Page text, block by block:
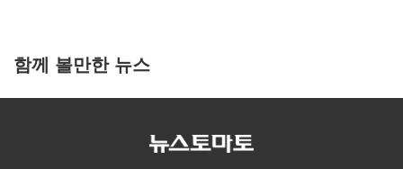
함께 볼만한 뉴스